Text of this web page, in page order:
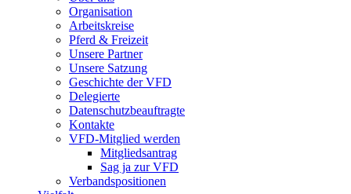
Organisation
Arbeitskreise
Pferd & Freizeit
Unsere Partner
Unsere Satzung
Geschichte der VFD
Delegierte
Datenschutzbeauftragte
Kontakte
VFD-Mitglied werden
Mitgliedsantrag
Sag ja zur VFD
Verbandspositionen